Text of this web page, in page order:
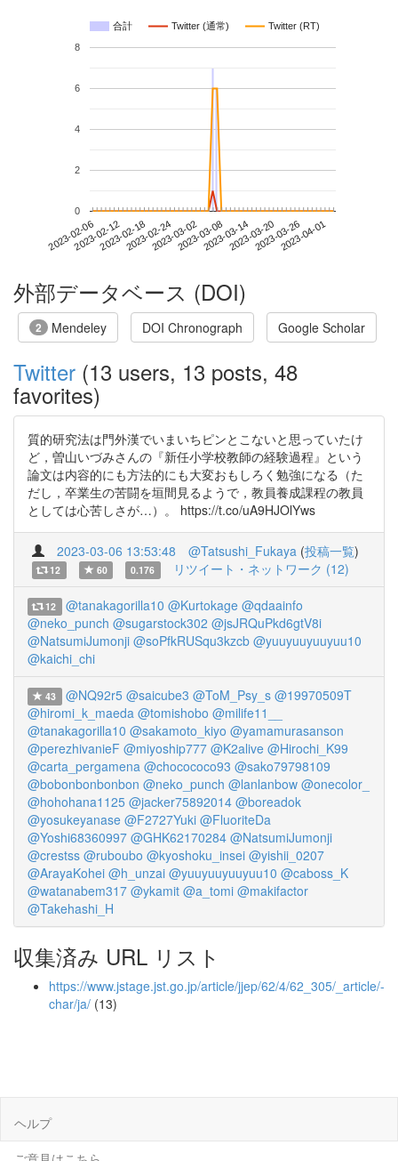
合計 Twitter (通常) Twitter (RT)
2023-02-062023-02-122023-02-182023-02-242023-03-022023-03-082023-03-142023-03-202023-03-262023-04-01
0
2
4
6
8
外部データベース (DOI)
2 Mendeley DOI Chronograph Google Scholar
Twitter (13 users, 13 posts, 48
favorites)
質的研究法は門外漢でいまいちピンとこないと思っていたけ
ど，曽山いづみさんの『新任小学校教師の経験過程』という
論文は内容的にも方法的にも大変おもしろく勉強になる（た
だし，卒業生の苦闘を垣間見るようで，教員養成課程の教員
としては心苦しさが…）。 https://t.co/uA9HJOlYws
2023-03-06 13:53:48 @Tatsushi_Fukaya (投稿一覧)
12 60 0.176 リツイート・ネットワーク (12)
12 @tanakagorilla10 @Kurtokage @qdaainfo
@neko_punch @sugarstock302 @jsJRQuPkd6gtV8i
@NatsumiJumonji @soPfkRUSqu3kzcb @yuuyuuyuuyuu10
@kaichi_chi
43 @NQ92r5 @saicube3 @ToM_Psy_s @19970509T
@hiromi_k_maeda @tomishobo @milife11__
@tanakagorilla10 @sakamoto_kiyo @yamamurasanson
@perezhivanieF @miyoship777 @K2alive @Hirochi_K99
@carta_pergamena @chocococo93 @sako79798109
@bobonbonbonbon @neko_punch @lanlanbow @onecolor_
@hohohana1125 @jacker75892014 @boreadok
@yosukeyanase @F2727Yuki @FluoriteDa
@Yoshi68360997 @GHK62170284 @NatsumiJumonji
@crestss @ruboubo @kyoshoku_insei @yishii_0207
@ArayaKohei @h_unzai @yuuyuuyuuyuu10 @caboss_K
@watanabem317 @ykamit @a_tomi @makifactor
@Takehashi_H
収集済み URL リスト
https://www.jstage.jst.go.jp/article/jjep/62/4/62_305/_article/-
char/ja/ (13)
ヘルプ